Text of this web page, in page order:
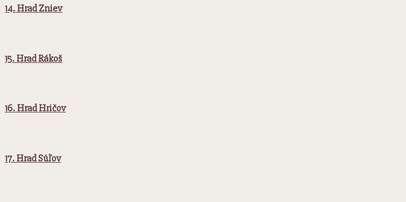
14. Hrad Zniev
15. Hrad Rákoš
16. Hrad Hričov
17. Hrad Súľov